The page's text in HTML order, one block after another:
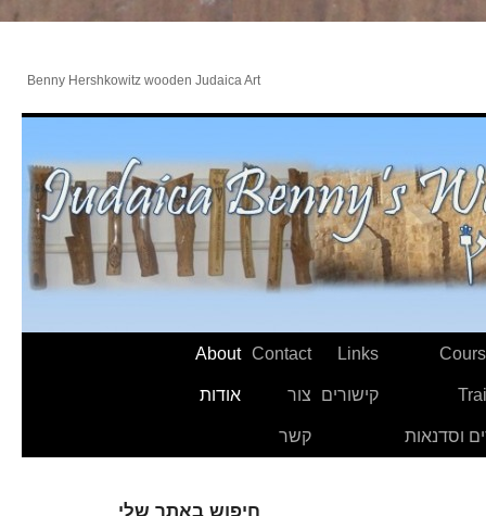
Benny Hershkowitz wooden Judaica Art
וסדנאות
Links
קישורים
Contact
צור
קשר
About
אודות
חיפוש באתר שלי